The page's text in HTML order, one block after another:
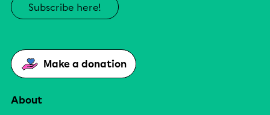
Subscribe here!
Make a donation
About